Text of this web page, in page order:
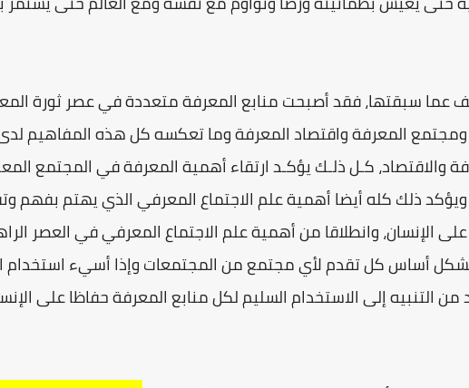
عما سبقتها، فقد أصبحت منابع المعرفة متعددة في عصر ثورة
ومجتمع المعرفة واقتصاد المعرفة وما تعكسه كل هذه المفاهيم
والاقتصاد، كـل ذلـك يؤكـد ارتقاء أهمية المعرفة في المجتمع
ويؤكد ذلك كله أيضا أهمية علم الاجتماع المعرفي الذي يهتم بفهم
الإنسان، وانطلاقا من أهمية علم الاجتماع المعرفي في العصر
تشكل أساس كل تقدم لأي مجتمع من المجتمعات وإذا أسيء استخدام
التنبيه إلى الاستخدام السليم لكل منابع المعرفة حفاظا على